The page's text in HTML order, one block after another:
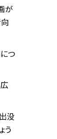
が
つ
没
う